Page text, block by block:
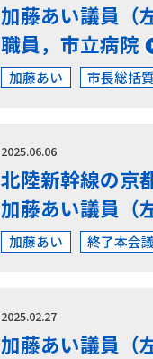
加藤あい議員（
職員，市立病院
加藤あい 市長総括
2025.06.06
北陸新幹線の京
加藤あい議員（
加藤あい 終了本会
2025.02.27
加藤あい議員（